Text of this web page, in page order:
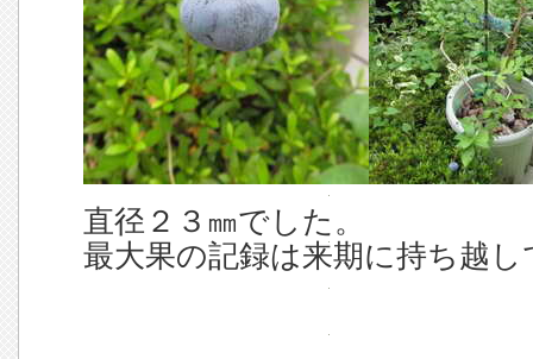
直径２３㎜でした。
最大果の記録は来期に持ち越し